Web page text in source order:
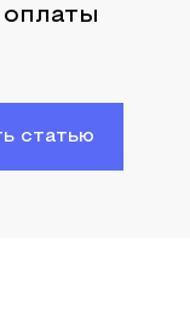
оплаты
статью